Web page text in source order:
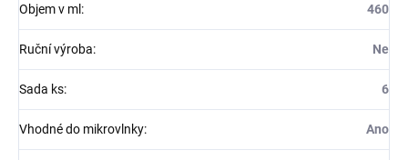
Objem v ml : 460
Ruční výroba: Ne
Sada ks: 6
Vhodné do mikrovlnky: Ano